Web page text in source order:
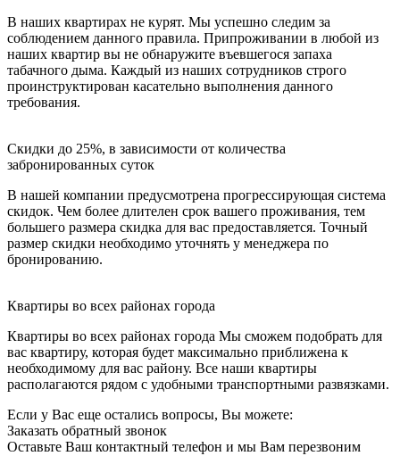
В наших квартирах не курят. Мы успешно следим за
соблюдением данного правила. Припроживании в любой из
наших квартир вы не обнаружите въевшегося запаха
табачного дыма. Каждый из наших сотрудников строго
проинструктирован касательно выполнения данного
требования.
Скидки до 25%, в зависимости от количества
забронированных суток
В нашей компании предусмотрена прогрессирующая система
скидок. Чем более длителен срок вашего проживания, тем
большего размера скидка для вас предоставляется. Точный
размер скидки необходимо уточнять у менеджера по
бронированию.
Квартиры во всех районах города
Квартиры во всех районах города Мы сможем подобрать для
вас квартиру, которая будет максимально приближена к
необходимому для вас району. Все наши квартиры
располагаются рядом с удобными транспортными развязками.
Если у Вас еще остались вопросы, Вы можете:
Заказать обратный звонок
Оставьте Ваш контактный телефон и мы Вам перезвоним